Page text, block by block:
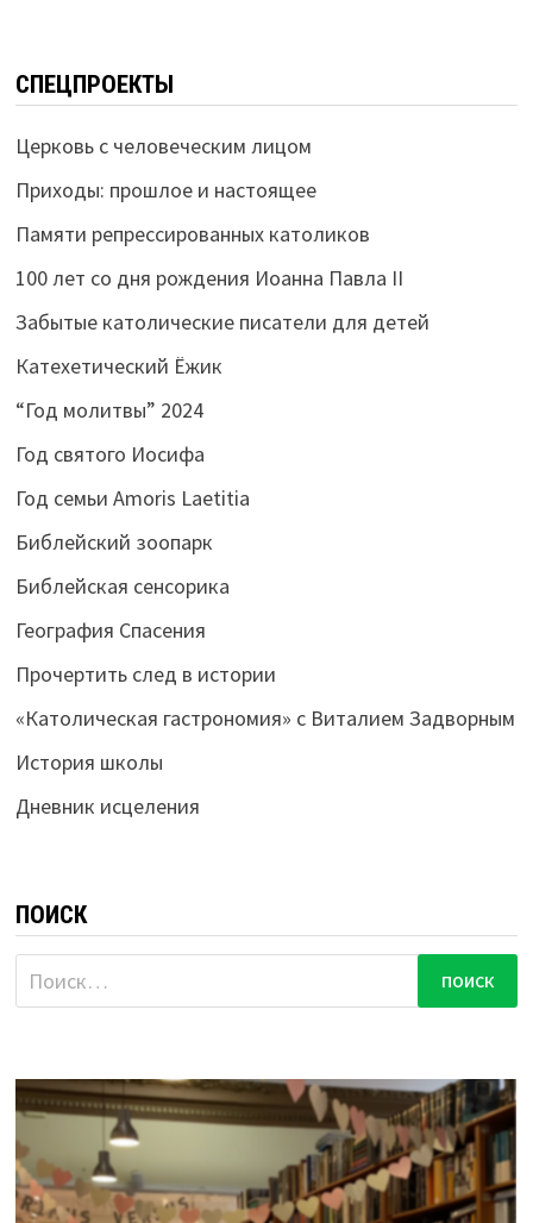
СПЕЦПРОЕКТЫ
Церковь с человеческим лицом
Приходы: прошлое и настоящее
Памяти репрессированных католиков
100 лет со дня рождения Иоанна Павла II
Забытые католические писатели для детей
Катехетический Ёжик
“Год молитвы” 2024
Год святого Иосифа
Год семьи Amoris Laetitia
Библейский зоопарк
Библейская сенсорика
География Спасения
Прочертить след в истории
«Католическая гастрономия» с Виталием Задворным
История школы
Дневник исцеления
ПОИСК
Найти: